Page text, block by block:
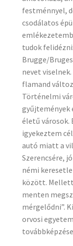
festménnyel,
csodálatos
tudok
Brugge/
nevet
flamand
Történelmi
gyűjtemények
életű városok.
igyekeztem
autó miatt a
Szerencsére,
némi
között.
menten
mérgelődni”.
orvosi